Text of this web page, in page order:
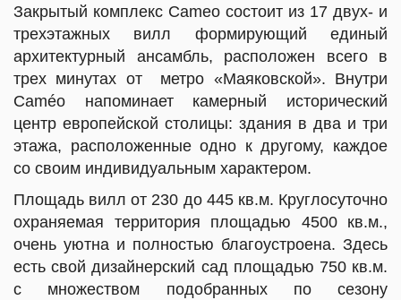
Закрытый комплекс Сameo состоит из 17 двух- и
трехэтажных вилл формирующий единый
архитектурный ансамбль, расположен всего в
трех минутах от метро «Маяковской». Внутри
Caméo напоминает камерный исторический
центр европейской столицы: здания в два и три
этажа, расположенные одно к другому, каждое
со своим индивидуальным характером.
Площадь вилл от 230 до 445 кв.м. Круглосуточно
охраняемая территория площадью 4500 кв.м.,
очень уютна и полностью благоустроена. Здесь
есть свой дизайнерский сад площадью 750 кв.м.
с множеством ­подобранных по сезону